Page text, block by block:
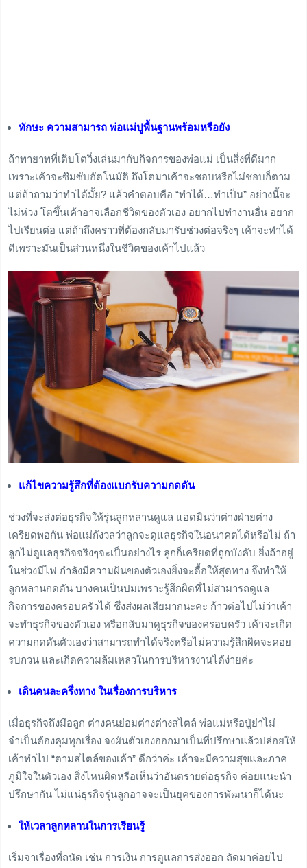
ทักษะ ความสามารถ พ่อแม่ปูพื้นฐานพร้อมหรือยัง
ถ้าทายาทที่เติบโตวิ่งเล่นมากับกิจการของพ่อแม่ เป็นสิ่งที่ดีมาก
เพราะเค้าจะซึมซับอัตโนมัติ ถึงโตมาเค้าจะชอบหรือไม่ชอบก็ตาม
แต่ถ้าถามว่าทำได้มั้ย? แล้วคำตอบคือ “ทำได้…ทำเป็น” อย่างนี้จะ
ไม่ห่วง โตขึ้นเค้าอาจเลือกชีวิตของตัวเอง อยากไปทำงานอื่น อยาก
ไปเรียนต่อ แต่ถ้าถึงคราวที่ต้องกลับมารับช่วงต่อจริงๆ เค้าจะทำได้
ดีเพราะมันเป็นส่วนหนึ่งในชีวิตของเค้าไปแล้ว
แก้ไขความรู้สึกที่ต้องแบกรับความกดดัน
ช่วงที่จะส่งต่อธุรกิจให้รุ่นลูกหลานดูแล แอดมินว่าต่างฝ่ายต่าง
เครียดพอกัน พ่อแม่กังวลว่าลูกจะดูแลธุรกิจในอนาคตได้หรือไม่ ถ้า
ลูกไม่ดูแลธุรกิจจริงๆจะเป็นอย่างไร ลูกก็เครียดที่ถูกบังคับ ยิ่งถ้าอยู่
ในช่วงมีไฟ กำลังมีความฝันของตัวเองยิ่งจะดื้อให้สุดทาง จึงทำให้
ลูกหลานกดดัน บางคนเป็นปมเพราะรู้สึกผิดที่ไม่สามารถดูแล
กิจการของครอบครัวได้ ซึ่งส่งผลเสียมากนะคะ ก้าวต่อไปไม่ว่าเค้า
จะทำธุรกิจของตัวเอง หรือกลับมาดูธุรกิจของครอบครัว เค้าจะเกิด
ความกดดันตัวเองว่าสามารถทำได้จริงหรือไม่ความรู้สึกผิดจะคอย
รบกวน และเกิดความล้มเหลวในการบริหารงานได้ง่ายค่ะ
เดินคนละครึ่งทาง ในเรื่องการบริหาร
เมื่อธุรกิจถึงมือลูก ต่างคนย่อมต่างต่างสไตล์ พ่อแม่หรือปู่ย่าไม่
จำเป็นต้องคุมทุกเรื่อง จงผันตัวเองออกมาเป็นที่ปรึกษาแล้วปล่อยให้
เค้าทำไป “ตามสไตล์ของเค้า” ดีกว่าค่ะ เค้าจะมีความสุขและภาค
ภูมิใจในตัวเอง สิ่งไหนผิดหรือเห็นว่าอันตรายต่อธุรกิจ ค่อยแนะนำ
ปรึกษากัน ไม่แน่ธุรกิจรุ่นลูกอาจจะเป็นยุคของการพัฒนาก็ได้นะ
ให้เวลาลูกหลานในการเรียนรู้
เริ่มจาเรื่องที่ถนัด เช่น การเงิน การดูแลการส่งออก ถัดมาค่อยไป